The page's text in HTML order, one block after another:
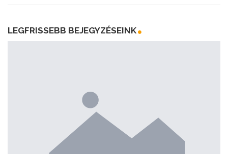
LEGFRISSEBB BEJEGYZÉSEINK